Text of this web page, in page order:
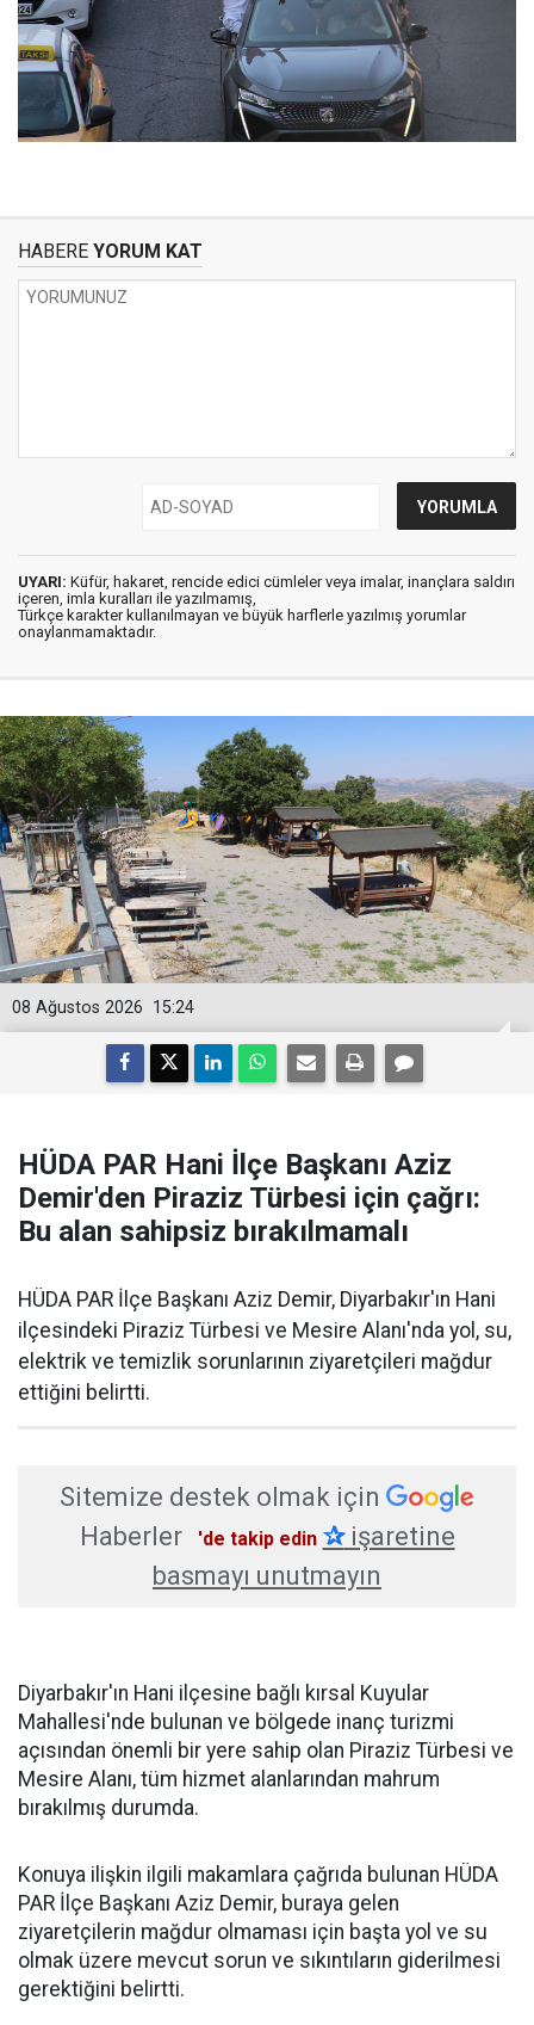
HABERE YORUM KAT
UYARI: Küfür, hakaret, rencide edici cümleler veya imalar, inançlara saldırı
içeren, imla kuralları ile yazılmamış,
Türkçe karakter kullanılmayan ve büyük harflerle yazılmış yorumlar
onaylanmamaktadır.
15:24
08 Ağustos 2026
HÜDA PAR Hani İlçe Başkanı Aziz
Demir'den Piraziz Türbesi için çağrı:
Bu alan sahipsiz bırakılmamalı
HÜDA PAR İlçe Başkanı Aziz Demir, Diyarbakır'ın Hani
ilçesindeki Piraziz Türbesi ve Mesire Alanı'nda yol, su,
elektrik ve temizlik sorunlarının ziyaretçileri mağdur
ettiğini belirtti.
Sitemize destek olmak için
Haberler
'de takip edin ✰işaretine
basmayı unutmayın
Diyarbakır'ın Hani ilçesine bağlı kırsal Kuyular
Mahallesi'nde bulunan ve bölgede inanç turizmi
açısından önemli bir yere sahip olan Piraziz Türbesi ve
Mesire Alanı, tüm hizmet alanlarından mahrum
bırakılmış durumda.
Konuya ilişkin ilgili makamlara çağrıda bulunan HÜDA
PAR İlçe Başkanı Aziz Demir, buraya gelen
ziyaretçilerin mağdur olmaması için başta yol ve su
olmak üzere mevcut sorun ve sıkıntıların giderilmesi
gerektiğini belirtti.